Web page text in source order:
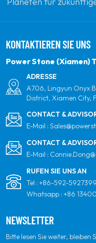
Energieprodukten
globalen Partner für
KONTAKTIEREN SIE UNS
Power Stone (Xiamen)
ADRESSE
A706, Lingyun Onyx
District, Xiamen City,
CONTACT &
E-Mail :
CONTACT &
E-Mail :
RUFEN SIE UNS AN
Tel : +86-592-5927399
Whatsapp : +86
NEWSLETTER
Bitte lesen Sie weiter,